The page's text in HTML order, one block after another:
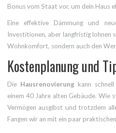
Bonus vom Staat vor, um dein Haus
Eine effektive Dämmung und
Investitionen, aber langfristig lohnen
Wohnkomfort, sondern auch den
Kostenplanung und
Die Hausrenovierung kann
einem 40 Jahre alten Gebäude. Wie
Vermögen ausgibst und trotzdem
Fangen wir an mit ein paar